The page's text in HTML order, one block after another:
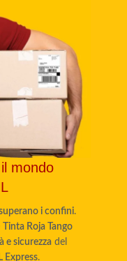
mondo
i confini.
Tinta Roja Tango
e sicurezzadel
Express.